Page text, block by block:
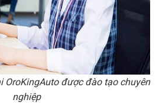
OroKingAuto được đào tạo chuyên
nghiệp